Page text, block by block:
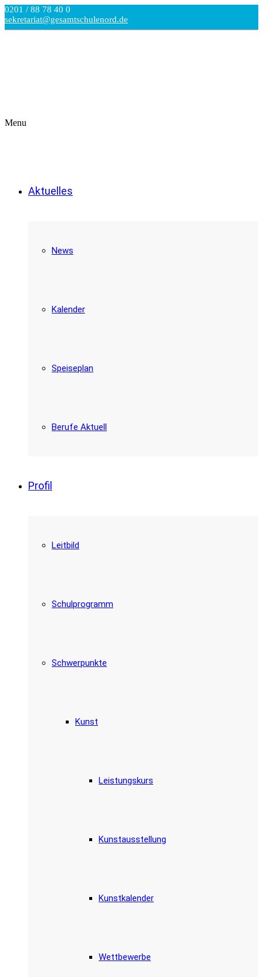
0201 / 88 78 40 0
sekretariat@gesamtschulenord.de
Menu
Aktuelles
News
Kalender
Speiseplan
Berufe Aktuell
Profil
Leitbild
Schulprogramm
Schwerpunkte
Kunst
Leistungskurs
Kunstausstellung
Kunstkalender
Wettbewerbe